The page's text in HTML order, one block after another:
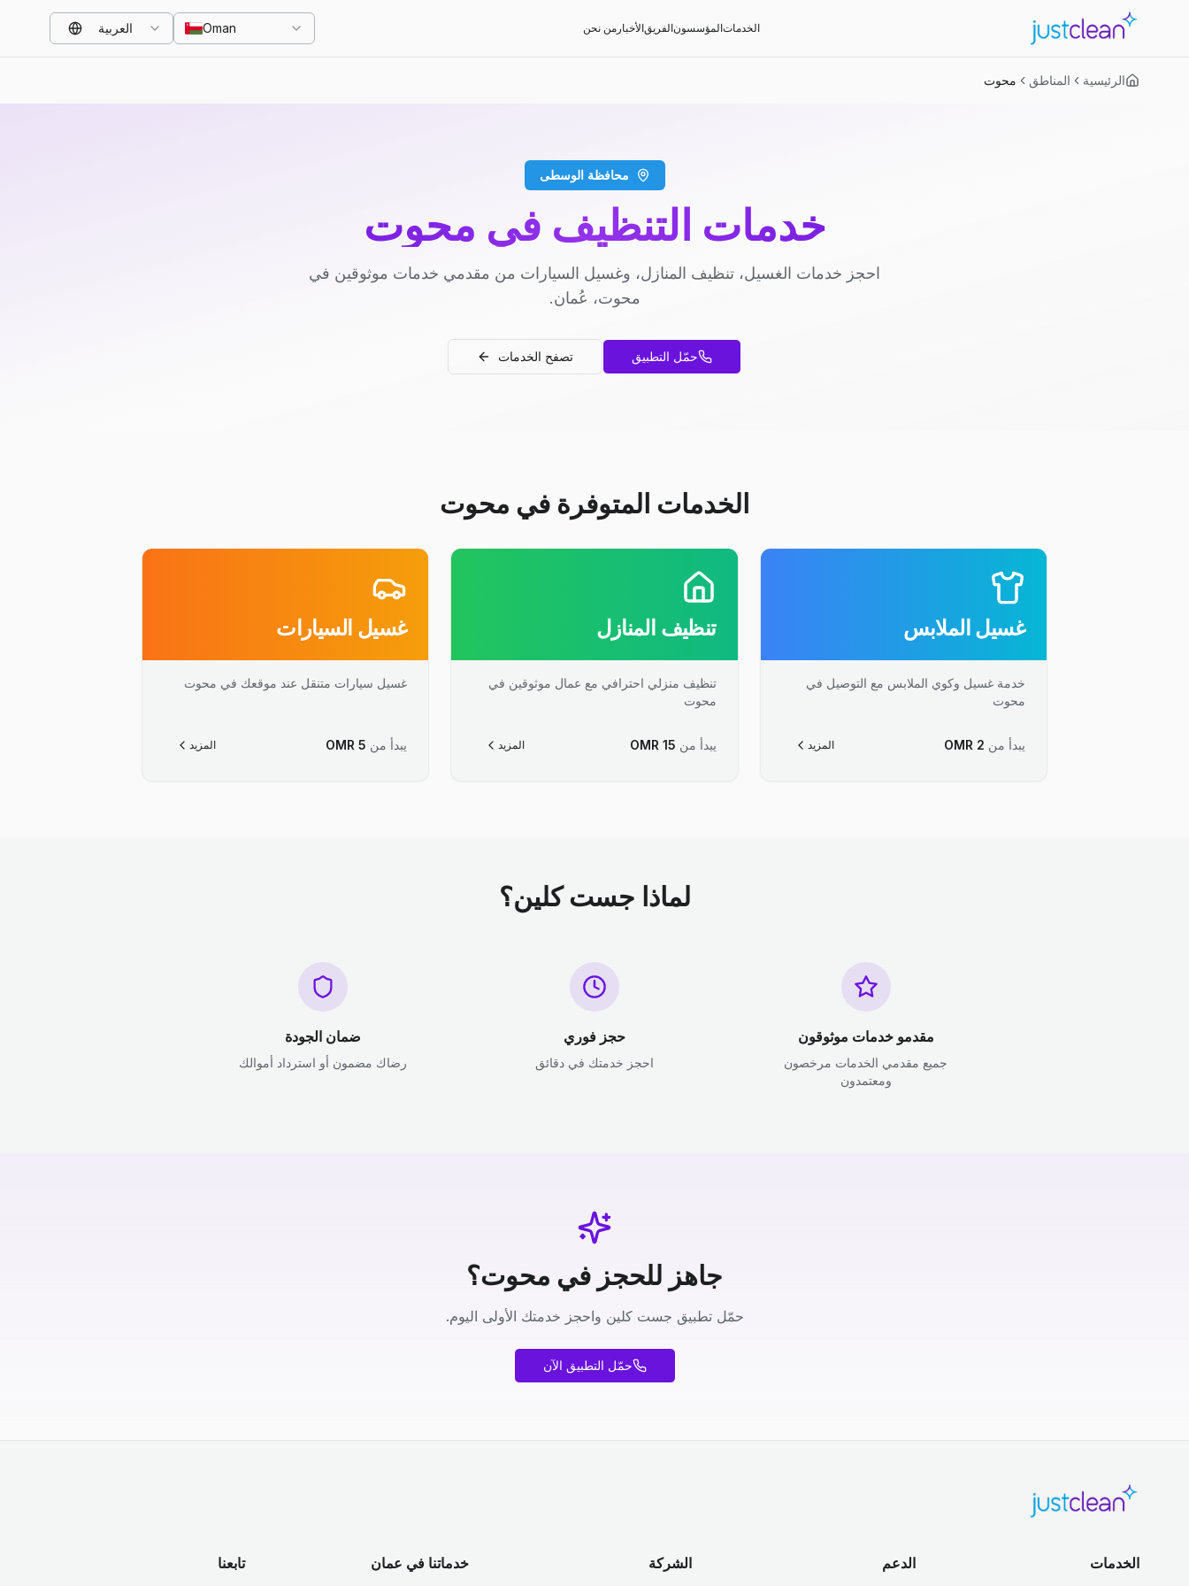
الخدماتالمؤسسونالفريقالأخبار من نحن Oman العربية
الرئيسية المناطق محوت
محافظة الوسطى
خدمات التنظيف في محوت
احجز خدمات الغسيل، تنظيف المنازل، وغسيل السيارات من مقدمي خدمات موثوقين في
محوت، عُمان.
حمّل التطبيق تصفح الخدمات
الخدمات المتوفرة في محوت
غسيل الملابس
خدمة غسيل وكوي الملابس مع التوصيل في
محوت
يبدأ من OMR 2 المزيد
تنظيف المنازل
تنظيف منزلي احترافي مع عمال موثوقين في
محوت
يبدأ من OMR 15 المزيد
غسيل السيارات
غسيل سيارات متنقل عند موقعك في محوت
يبدأ من OMR 5 المزيد
لماذا جست كلين؟
مقدمو خدمات موثوقون
جميع مقدمي الخدمات مرخصون
ومعتمدون
حجز فوري
احجز خدمتك في دقائق
ضمان الجودة
رضاك مضمون أو استرداد أموالك
جاهز للحجز في محوت؟
حمّل تطبيق جست كلين واحجز خدمتك الأولى اليوم.
حمّل التطبيق الآن
الخدمات الدعم الشركة خدماتنا في عمان تابعنا